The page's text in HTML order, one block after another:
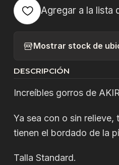
Agregar a la lista
Mostrar stock de
DESCRIPCIÓN
Increíbles gorros de
Ya sea con o sin relieve,
tienen el bordado de la
Talla Standard.